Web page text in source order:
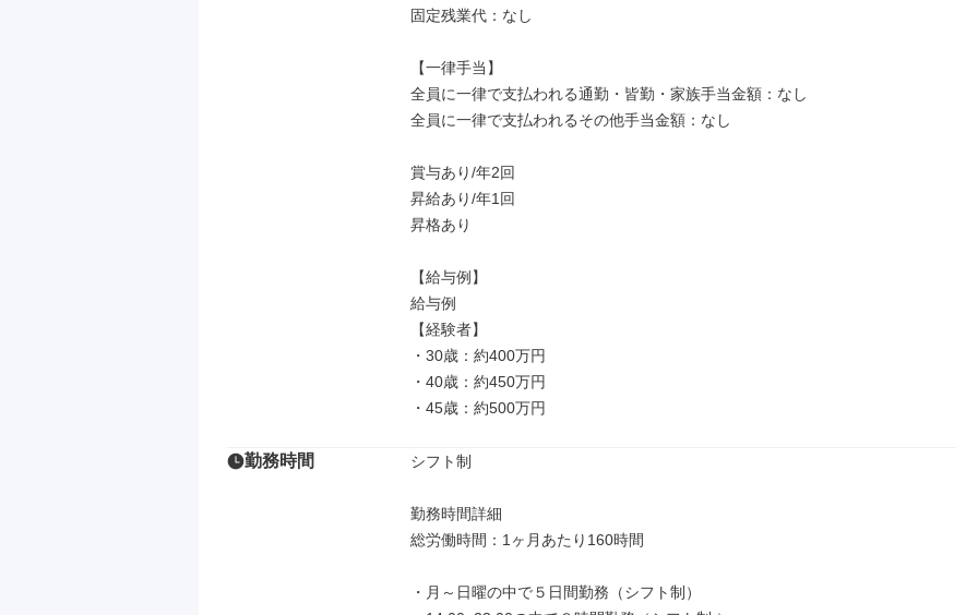
固定残業代：なし
【一律手当】
全員に一律で支払われる通勤・皆勤・家族手当金額：なし
全員に一律で支払われるその他手当金額：なし
賞与あり/年2回
昇給あり/年1回
昇格あり
【給与例】
給与例
【経験者】
・30歳：約400万円
・40歳：約450万円
・45歳：約500万円
勤務時間 シフト制
勤務時間詳細
総労働時間：1ヶ月あたり160時間
・月～日曜の中で５日間勤務（シフト制）